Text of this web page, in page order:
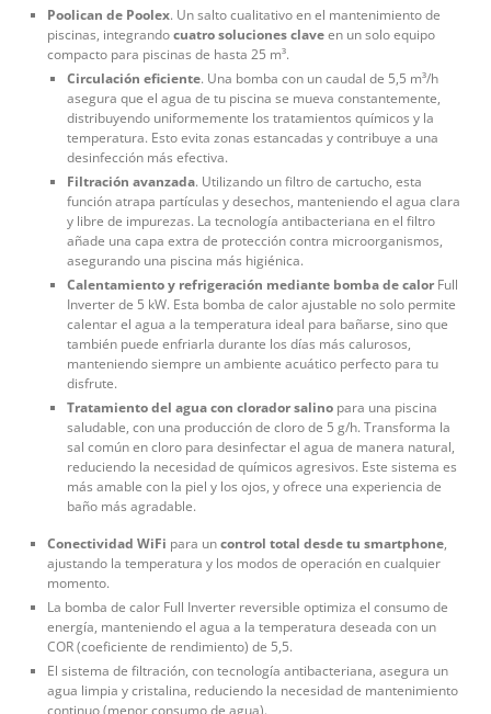
Poolican de Poolex. Un salto cualitativo en el mantenimiento de
piscinas, integrandocuatro soluciones claveen un solo equipo
compacto para piscinas de hasta 25 m³.
Circulación eficiente. Una bomba con un caudal de 5,5 m³/h
asegura que el agua de tu piscina se mueva constantemente,
distribuyendo uniformemente los tratamientos químicos y la
temperatura. Esto evita zonas estancadas y contribuye a una
desinfección más efectiva.
Filtración avanzada. Utilizando un filtro de cartucho, esta
función atrapa partículas y desechos, manteniendo el agua clara
y libre de impurezas. La tecnología antibacteriana en el filtro
añade una capa extra de protección contra microorganismos,
asegurando una piscina más higiénica.
Calentamiento y refrigeración mediante bomba de calor Full
Inverter de 5 kW. Esta bomba de calor ajustable no solo permite
calentar el agua a la temperatura ideal para bañarse, sino que
también puede enfriarla durante los días más calurosos,
manteniendo siempre un ambiente acuático perfecto para tu
disfrute.
Tratamiento del agua con clorador salino para una piscina
saludable, con una producción de cloro de 5 g/h. Transforma la
sal común en cloro para desinfectar el agua de manera natural,
reduciendo la necesidad de químicos agresivos. Este sistema es
más amable con la piel y los ojos, y ofrece una experiencia de
baño más agradable.
Conectividad WiFi para uncontrol total desde tu smartphone,
ajustando la temperatura y los modos de operación en cualquier
momento.
La bomba de calor Full Inverter reversible optimiza el consumo de
energía, manteniendo el agua a la temperatura deseada con un
COR (coeficiente de rendimiento) de 5,5.
El sistema de filtración, con tecnología antibacteriana, asegura un
agua limpia y cristalina, reduciendo la necesidad de mantenimiento
continuo (menor consumo de agua).